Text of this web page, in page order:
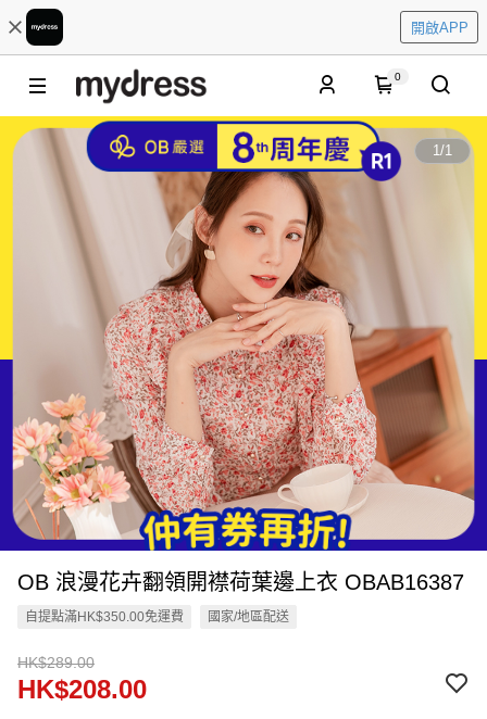
開啟APP
0
1/1
OB 浪漫花卉翻領開襟荷葉邊上衣 OBAB16387
自提點滿HK$350.00免運費 國家/地區配送
HK$289.00
HK$208.00